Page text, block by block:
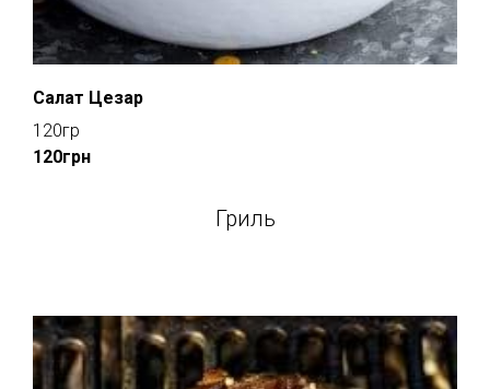
Салат Цезар
120гр
120грн
Гриль